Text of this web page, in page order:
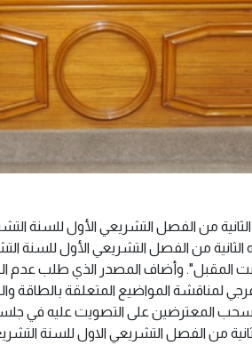
من الفصل التشريعي الأول للسنة
من الفصل التشريعي الأول للسنة
نائباً، الى يوم السبت المقبل". وأضاف المصدر
لمناقشة المواضيع المتعلقة بالطاقة
من الفصل التشريعي الاول للسنة التشريعية